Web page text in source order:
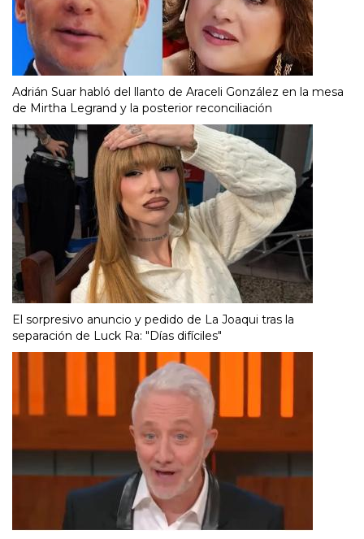
Adrián Suar habló del llanto de Araceli González en la mesa
de Mirtha Legrand y la posterior reconciliación
El sorpresivo anuncio y pedido de La Joaqui tras la
separación de Luck Ra: "Días difíciles"